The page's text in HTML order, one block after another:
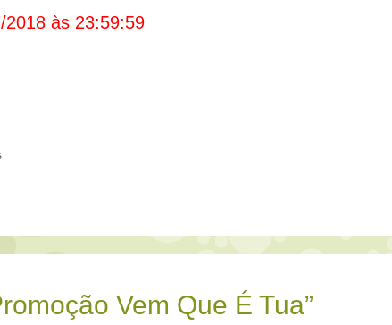
às 23:59:59
Vem Que É Tua”